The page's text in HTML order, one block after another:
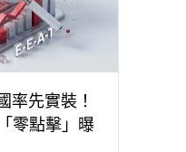
先實裝！
零點擊」曝